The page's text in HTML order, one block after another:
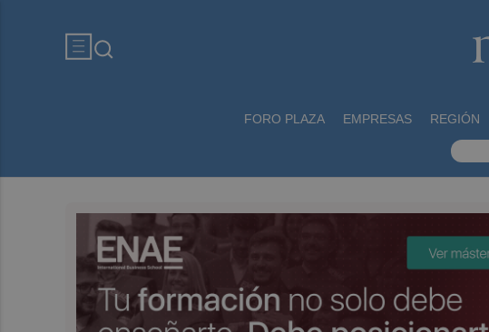
FORO PLAZA EMPRESAS REGIÓN